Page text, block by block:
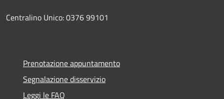
Centralino Unico: 0376 99101
Prenotazione appuntamento
Segnalazione disservizio
Leggi le FAQ